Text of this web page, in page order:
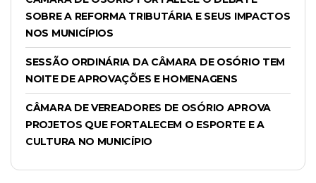
SOBRE A REFORMA TRIBUTÁRIA E SEUS IMPACTOS
NOS MUNICÍPIOS
SESSÃO ORDINÁRIA DA CÂMARA DE OSÓRIO TEM
NOITE DE APROVAÇÕES E HOMENAGENS
CÂMARA DE VEREADORES DE OSÓRIO APROVA
PROJETOS QUE FORTALECEM O ESPORTE E A
CULTURA NO MUNICÍPIO